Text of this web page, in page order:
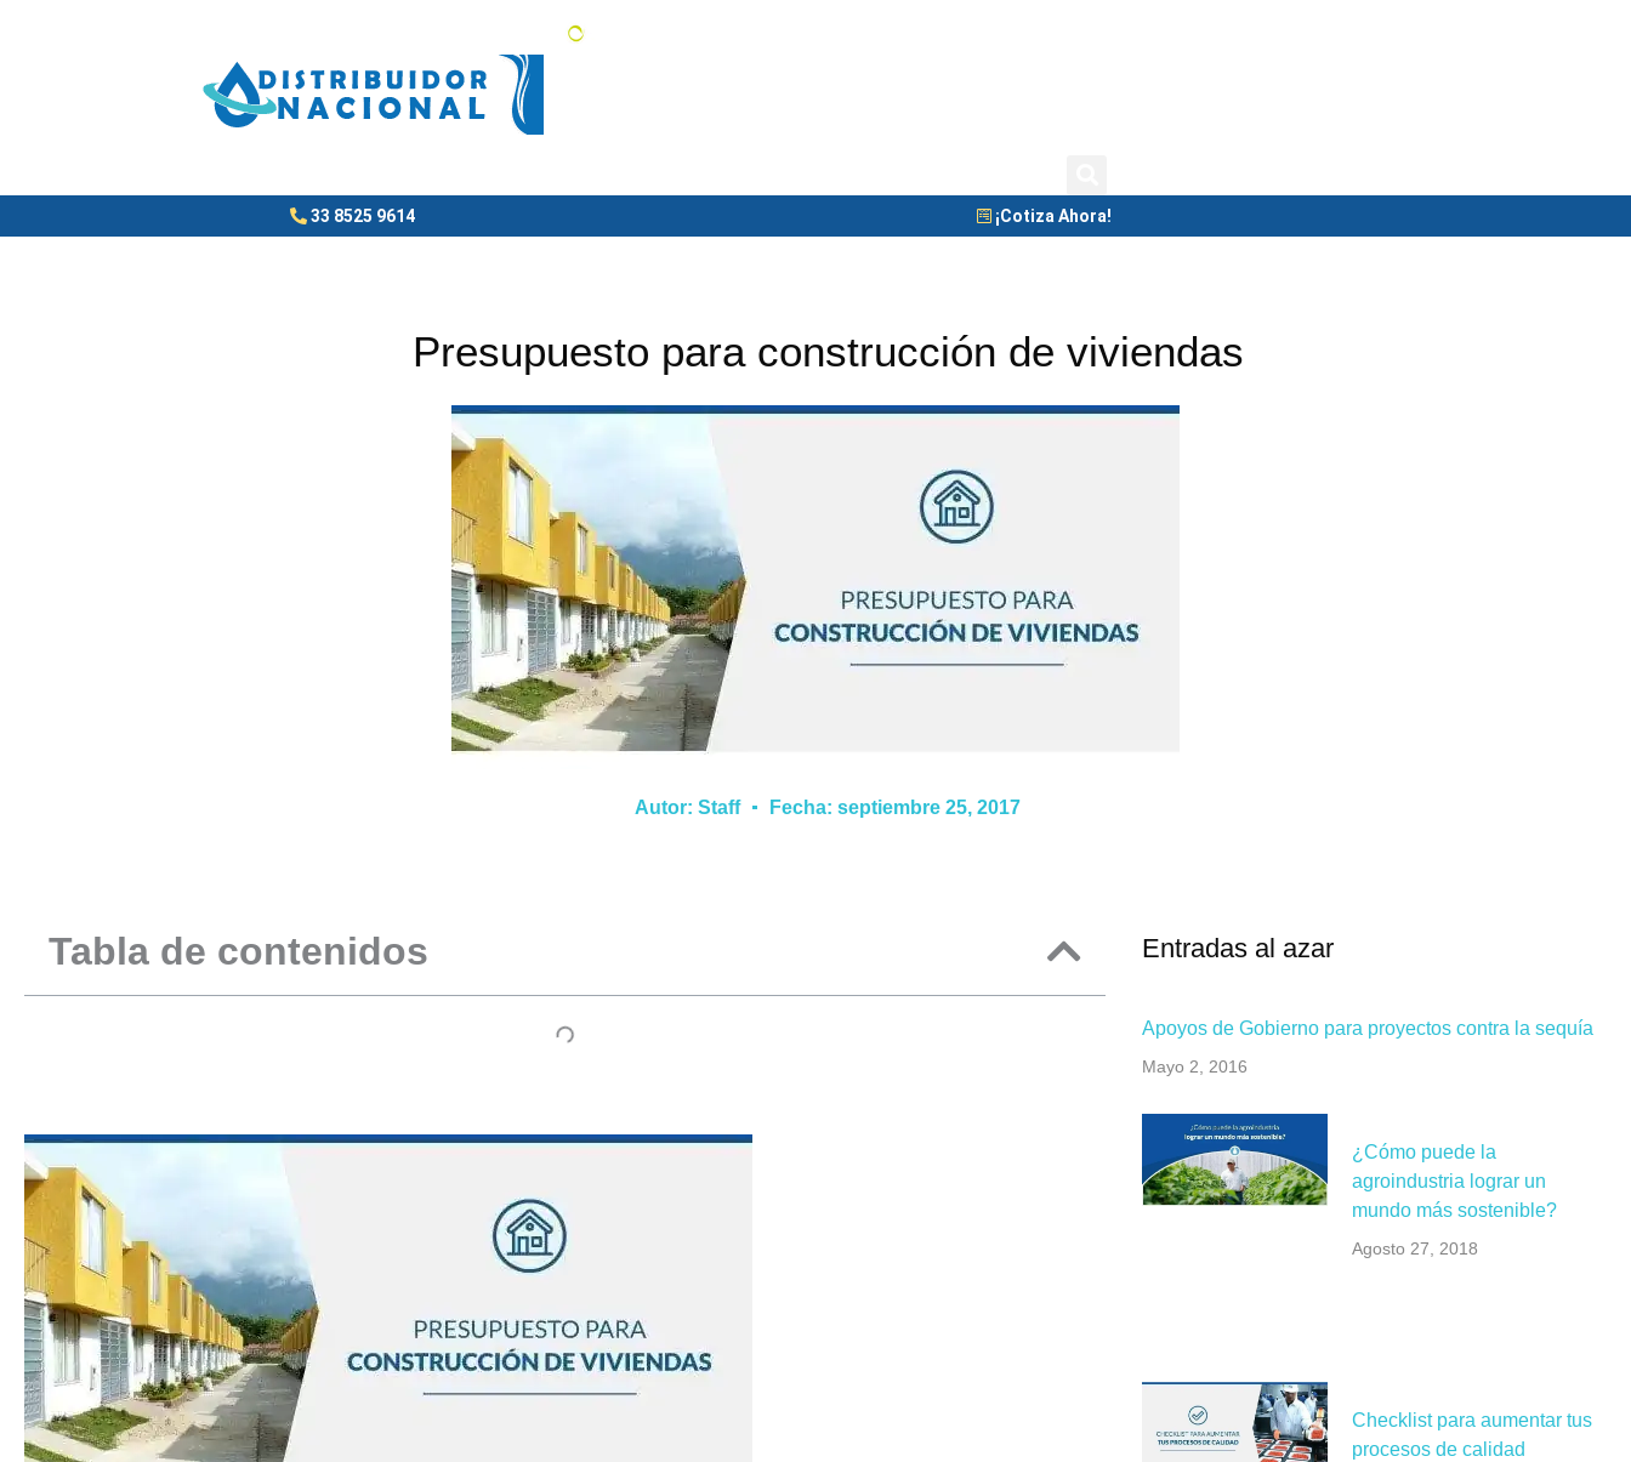
33 8525 9614 ¡Cotiza Ahora!
Presupuesto para construcción de viviendas
Autor: Staff Fecha: septiembre 25, 2017
Tabla de contenidos Entradas al azar
Apoyos de Gobierno para proyectos contra la sequía
Mayo 2, 2016
¿Cómo puede la
agroindustria lograr un
mundo más sostenible?
Agosto 27, 2018
Checklist para aumentar tus
procesos de calidad